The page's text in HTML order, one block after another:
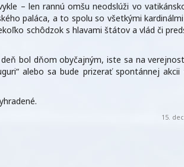
– len rannú omšu neodslúži vo
paláca, a to spolu so všetkými
schôdzok s hlavami štátov a vlád či
bol dňom obyčajným, iste sa na
alebo sa bude prizerať spontánnej
15.